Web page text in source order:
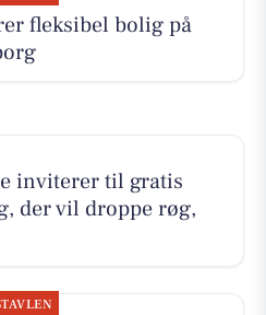
fleksibel bolig på
inviterer til gratis
der vil droppe røg,